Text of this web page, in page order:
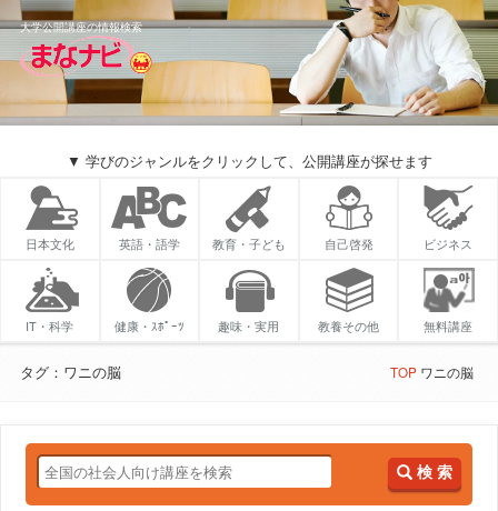
大学公開講座の情報検索
▼ 学びのジャンルをクリックして、公開講座が探せます
日本文化 英語・語学 教育・子ども 自己啓発 ビジネス
IT・科学 健康・ｽﾎﾟｰﾂ 趣味・実用 教養その他 無料講座
タグ：ワニの脳 TOPワニの脳
検 索